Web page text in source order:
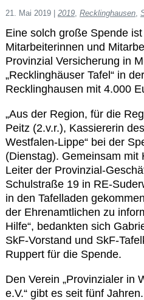
Spendenvorschlag
Spendenübersicht
21. Mai 2019 | 2019 Recklinghausen
Eine solch große Spende
Mitarbeiterinnen und
Provinzial Versicherung in
„Recklinghäuser Tafel“ in
Recklinghausen mit 4.000
„Aus der Region, für die
Peitz (2.v.r.), Kassiererin
Westfalen-Lippe“ bei der
(Dienstag). Gemeinsam mit
Leiter der Provinzial-
Schulstraße 19 in RE-
in den Tafelladen
der Ehrenamtlichen zu
Hilfe“, bedankten sich
SkF-Vorstand und SkF-
Ruppert für die Spende.
Den Verein „Provinzialer in
e.V.“ gibt es seit fünf